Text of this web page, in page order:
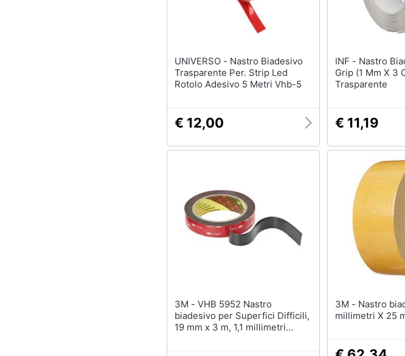
UNIVERSO - Nastro Biadesivo
Trasparente Per. Strip Led
Rotolo Adesivo 5 Metri Vhb-5
€ 12,00
INF - Nastro Biadesivo Nano
Grip (1 Mm X 3
Trasparente
€ 11,19
3M - VHB 5952 Nastro
biadesivo per Superfici Difficili,
19 mm x 3 m, 1,1 millimetri
3M - Nastro biadesivo 9191 50
millimetri X 25